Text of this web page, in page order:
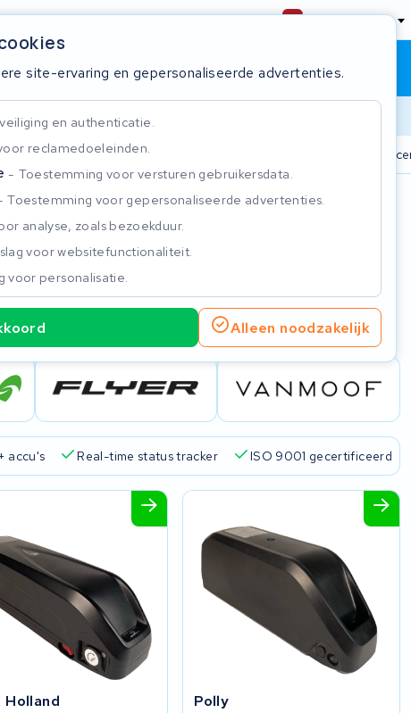
Nederland
Winkelwagen Inloggen
825+ accu's Real-time status tracker ISO 9001
site-ervaring en gepersonaliseerde advertenties.
en authenticatie.
reclamedoeleinden.
Toestemming voor versturen gebruikersdata.
Toestemming voor gepersonaliseerde advertenties.
analyse, zoals bezoekduur.
voor websitefunctionaliteit.
voor personalisatie.
Alleen noodzakelijk
accu's Real-time status tracker ISO 9001 gecertificeerd
Holland Polly